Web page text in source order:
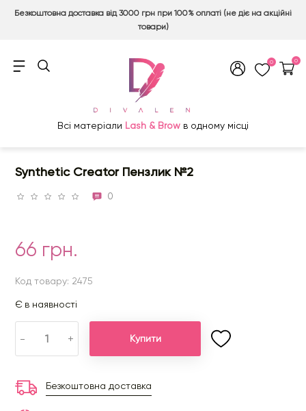
Безкоштовна доставка від 3000 грн при 100% оплаті (не діє на акційні
товари)
0 0
Всі матеріали Lash & Brow в одному місці
Synthetic Creator Пензлик №2
0
66 грн.
Код товару: 2475
Є в наявності
- + Купити
Безкоштовна доставка